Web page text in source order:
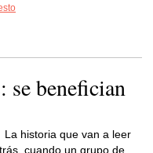
se benefician
La historia que van a leer
cuando un grupo de